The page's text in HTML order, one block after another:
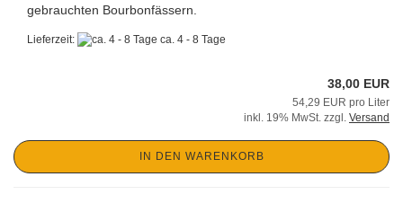
gebrauchten Bourbonfässern.
Lieferzeit: ca. 4 - 8 Tage
38,00 EUR
54,29 EUR pro Liter
inkl. 19% MwSt. zzgl. Versand
IN DEN WARENKORB